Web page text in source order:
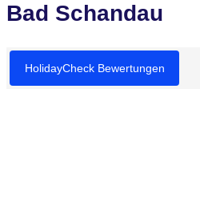
Bad Schandau
HolidayCheck Bewertungen